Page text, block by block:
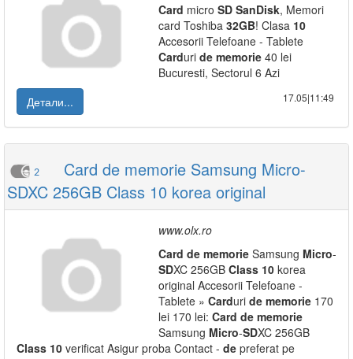
Card micro SD SanDisk, Memori
card Toshiba 32GB! Clasa 10
Accesorii Telefoane - Tablete
Carduri de memorie 40 lei
Bucuresti, Sectorul 6 Azi
Детали...
17.05|11:49
2
Card de memorie Samsung Micro-
SDXC 256GB Class 10 korea original
www.olx.ro
Card de memorie Samsung Micro-
SDXC 256GB Class 10 korea
original Accesorii Telefoane -
Tablete » Carduri de memorie 170
lei 170 lei: Card de memorie
Samsung Micro-SDXC 256GB
Class 10 verificat Asigur proba Contact - de preferat pe